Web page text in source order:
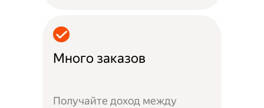
Много заказов
Получайте доход между